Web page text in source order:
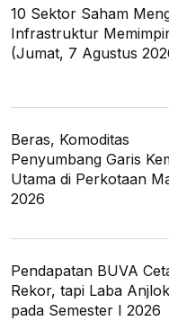
10 Sektor Saham
Infrastruktur
(Jumat, 7 Agustus
Beras, Komoditas
Penyumbang Garis
Utama di Perkotaan
2026
Pendapatan BUVA
Rekor, tapi Laba
pada Semester I 2026